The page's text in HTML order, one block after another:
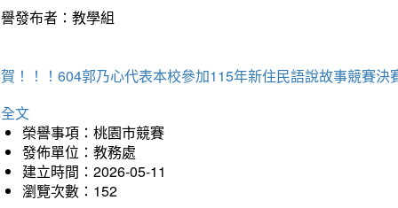
發布者：教學組
！！！604郭乃心代表本校參加115年新住民語說故事競賽決
文
榮譽事項：桃園市競賽
發佈單位：教務處
建立時間：2026-05-11
瀏覽次數：152